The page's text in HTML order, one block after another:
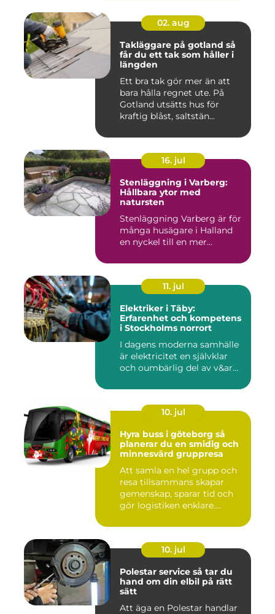
02. aug
Takläggare på gotland så
får du ett tak som håller i
längden
Ett bra tak gör mer än att
bara hålla regnet ute. På
Gotland utsätts hus för
kraftig blåst, saltstän...
16. jul
Stenläggning i Varberg:
Hållbara ytor med
natursten
Stenläggning Varberg är för
många husägare i Halland
en nyckel till en mer...
11. jul
Elektriker i Täby:
Erfarenhet och kompetens
i Stockholms norrort
I dagens moderna samhälle
är elektricitet en självklar
och oumbärlig del av v&ar...
10. jul
Hyra buss i göteborg så
planerar du en smidig och
minnesvärd gruppresa
Att samla en hel grupp och
resa tillsammans skapar
gemenskap, sparar tid och
gör logistiken enklare....
10. jul
Polestar service så tar du
hand om din elbil på rätt
sätt
Att äga en Polestar handlar